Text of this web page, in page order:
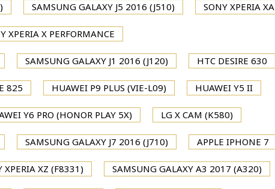
SAMSUNG GALAXY J5 2016 (J510) SONY XPERIA XA
XPERIA X PERFORMANCE
SAMSUNG GALAXY J1 2016 (J120) HTC DESIRE 630
825 HUAWEI P9 PLUS (VIE-L09) HUAWEI Y5 II
Y6 PRO (HONOR PLAY 5X) LG X CAM (K580)
SAMSUNG GALAXY J7 2016 (J710) APPLE IPHONE 7
XPERIA XZ (F8331) SAMSUNG GALAXY A3 2017 (A320)